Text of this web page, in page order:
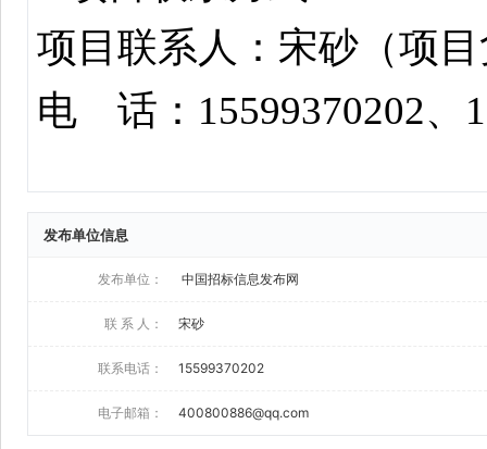
发布单位信息
发布单位： 中国招标信息发布网
联 系 人： 宋砂
联系电话： 15599370202
电子邮箱： 400800886@qq.com